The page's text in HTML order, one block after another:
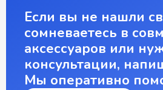
Если вы не нашли
сомневаетесь в
аксессуаров или
консультации,
Мы оперативно